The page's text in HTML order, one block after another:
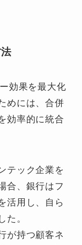
効果を最大化
めには、合併
効率的に統合
テック企業を
合、銀行はフ
活用し、自ら
た。
が持つ顧客ネ